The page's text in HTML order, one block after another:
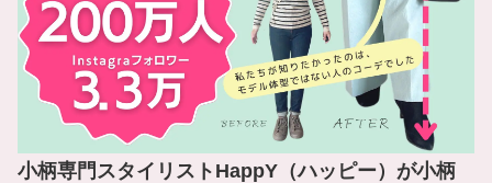
小柄専門スタイリストHappY（ハッピー）が小柄